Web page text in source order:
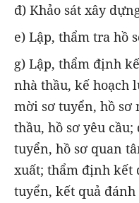
đ) Khảo sát xây
e) Lập, thẩm tra hồ
g) Lập, thẩm định
nhà thầu, kế hoạch
mời sơ tuyển, hồ sơ
thầu, hồ sơ yêu
tuyển, hồ sơ quan
xuất; thẩm định kết
tuyển, kết quả